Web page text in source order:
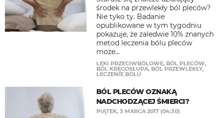
środek na przewlekły ból pleców?
Nie tyko ty. Badanie
opublikowane w tym tygodniu
pokazuje, że zaledwie 10% znanych
metod leczenia bólu pleców
może...
LEKI PRZECIWBÓLOWE, BÓL PLECÓW,
BÓL KRĘGOSŁUPA, BÓL PRZEWLEKŁY,
LECZENIE BÓLU
BÓL PLECÓW OZNAKĄ
NADCHODZĄCEJ ŚMIERCI?
PIĄTEK, 3 MARCA 2017 (04:30)